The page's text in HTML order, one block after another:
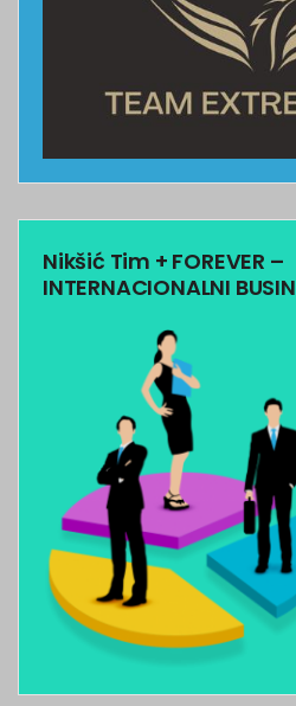
Nikšić Tim + FOREVER –
INTERNACIONALNI